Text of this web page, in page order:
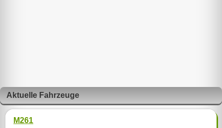
Aktuelle Fahrzeuge
M261